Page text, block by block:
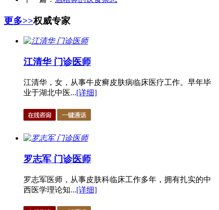
更多>>权威专家
江清华 门诊医师
江清华，女，从事牛皮癣皮肤病临床医疗工作。早年毕
业于湖北中医...[详细]
罗志军 门诊医师
罗志军医师，从事皮肤科临床工作多年，拥有扎实的中
西医学理论知...[详细]